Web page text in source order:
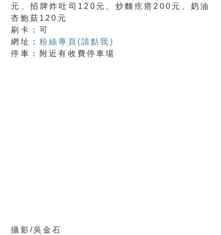
元、招牌炸吐司120元、炒麵疙瘩200元、奶油
杏鮑菇120元
刷卡：可
網址：粉絲專頁(請點我)
停車：附近有收費停車場
攝影/吳金石